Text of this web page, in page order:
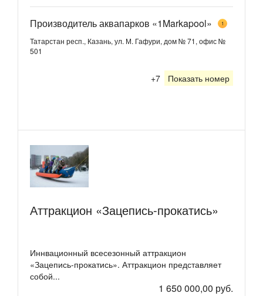
Производитель аквапарков «1Markapool» 1
Татарстан респ., Казань, ул. М. Гафури, дом № 71, офис №
501
+7 Показать номер
Аттракцион «Зацепись-прокатись»
Иннвационный всесезонный аттракцион
«Зацепись-прокатись». Аттракцион представляет
собой...
1 650 000,00 руб.